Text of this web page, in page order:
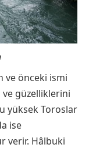
ve önceki ismi
ve güzelliklerini
yüksek Toroslar
ise
verir. Hâlbuki